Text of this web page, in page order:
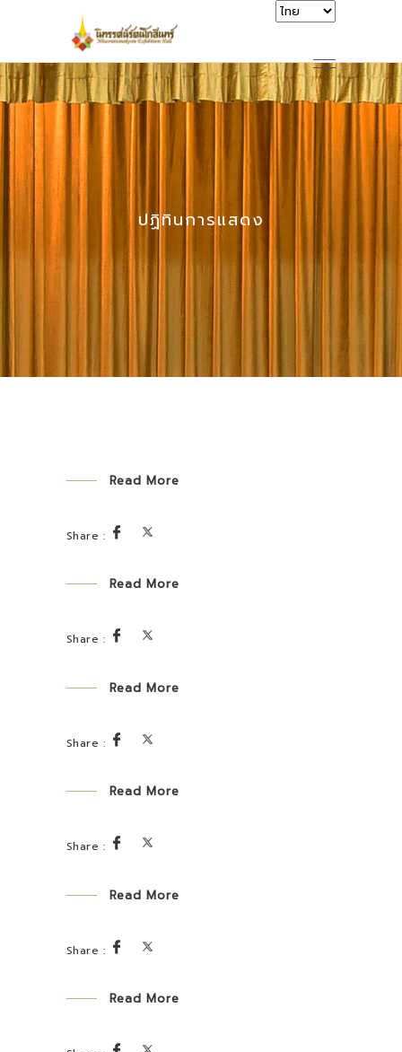
ปฏิทินการแสดง
Read More
Read More
Read More
Read More
Read More
Read More